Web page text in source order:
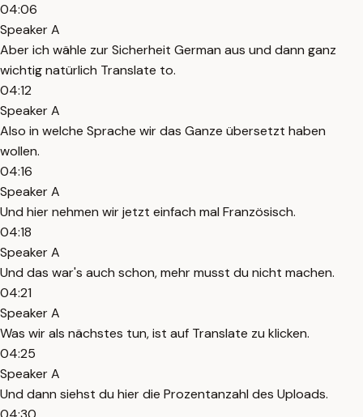
04:06
Speaker A
Aber ich wähle zur Sicherheit German aus und dann ganz
wichtig natürlich Translate to.
04:12
Speaker A
Also in welche Sprache wir das Ganze übersetzt haben
wollen.
04:16
Speaker A
Und hier nehmen wir jetzt einfach mal Französisch.
04:18
Speaker A
Und das war's auch schon, mehr musst du nicht machen.
04:21
Speaker A
Was wir als nächstes tun, ist auf Translate zu klicken.
04:25
Speaker A
Und dann siehst du hier die Prozentanzahl des Uploads.